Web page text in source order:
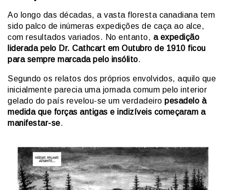
Ao longo das décadas, a vasta floresta canadiana tem
sido palco de inúmeras expedições de caça ao alce,
com resultados variados. No entanto, a expedição
liderada pelo Dr. Cathcart em Outubro de 1910 ficou
para sempre marcada pelo insólito.
Segundo os relatos dos próprios envolvidos, aquilo que
inicialmente parecia uma jornada comum pelo interior
gelado do país revelou-se um verdadeiro pesadelo à
medida que forças antigas e indizíveis começaram a
manifestar-se.